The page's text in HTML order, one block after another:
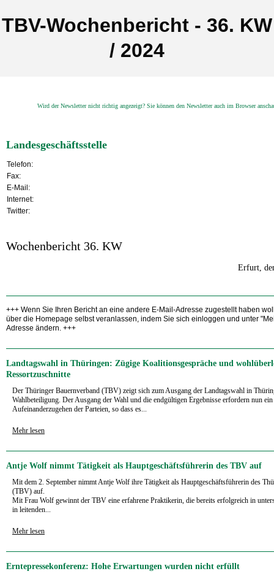
TBV-Wochenbericht - 36. KW
/ 2024
Wird der Newsletter nicht richtig angezeigt? Sie können den Newsletter auch im Browser
Landesgeschäftsstelle
Telefon:
Fax:
E-Mail:
Internet:
Twitter:
Wochenbericht 36. KW
Erfurt,
+++ Wenn Sie Ihren Bericht an eine andere E-Mail-Adresse zugestellt haben
über die Homepage selbst veranlassen, indem Sie sich einloggen und unter
Adresse ändern. +++
Landtagswahl in Thüringen: Zügige Koalitionsgespräche und
Ressortzuschnitte
Der Thüringer Bauernverband (TBV) zeigt sich zum Ausgang der Landtagswahl in
Wahlbeteiligung. Der Ausgang der Wahl und die endgültigen Ergebnisse erfordern nun ein
Aufeinanderzugehen der Parteien, so dass es...
Mehr lesen
Antje Wolf nimmt Tätigkeit als Hauptgeschäftsführerin des TBV auf
Mit dem 2. September nimmt Antje Wolf ihre Tätigkeit als Hauptgeschäftsführerin des
(TBV) auf.
Mit Frau Wolf gewinnt der TBV eine erfahrene Praktikerin, die bereits erfolgreich in
in leitenden...
Mehr lesen
Erntepressekonferenz: Hohe Erwartungen wurden nicht erfüllt